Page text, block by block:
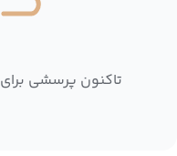
تاکنون پرسشی